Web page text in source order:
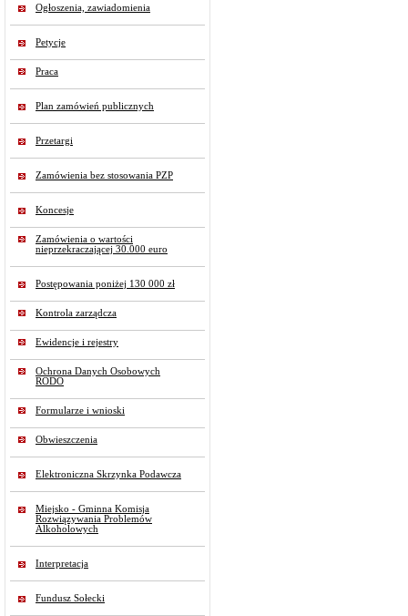
Ogłoszenia, zawiadomienia
Petycje
Praca
Plan zamówień publicznych
Przetargi
Zamówienia bez stosowania PZP
Koncesje
Zamówienia o wartości
nieprzekraczającej 30.000 euro
Postępowania poniżej 130 000 zł
Kontrola zarządcza
Ewidencje i rejestry
Ochrona Danych Osobowych
RODO
Formularze i wnioski
Obwieszczenia
Elektroniczna Skrzynka Podawcza
Miejsko - Gminna Komisja
Rozwiązywania Problemów
Alkoholowych
Interpretacja
Fundusz Sołecki